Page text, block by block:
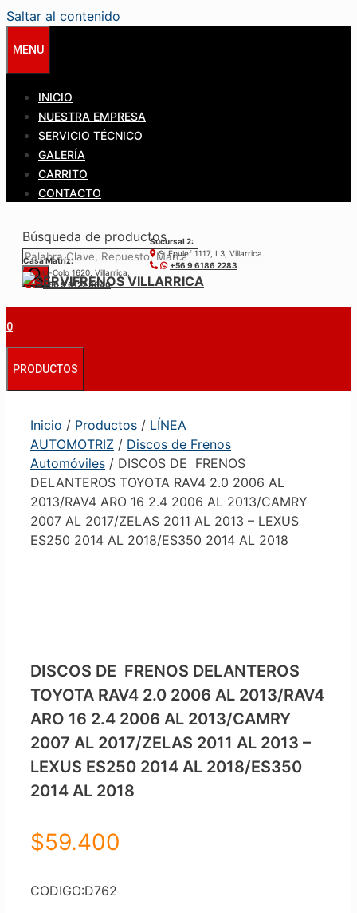
Saltar al contenido
MENU
INICIO
NUESTRA EMPRESA
SERVICIO TÉCNICO
GALERÍA
CARRITO
CONTACTO
Búsqueda de productos
Casa Matríz:
Colo-Colo 1620, Villarrica.
+56 9 6122 3840
Sucursal 2:
S. Epulef 1117, L3, Villarrica.
+56 9 6186 2283
0
PRODUCTOS
Inicio / Productos / LÍNEA
AUTOMOTRIZ / Discos de Frenos
Automóviles / DISCOS DE FRENOS
DELANTEROS TOYOTA RAV4 2.0 2006 AL
2013/RAV4 ARO 16 2.4 2006 AL 2013/CAMRY
2007 AL 2017/ZELAS 2011 AL 2013 – LEXUS
ES250 2014 AL 2018/ES350 2014 AL 2018
DISCOS DE FRENOS DELANTEROS
TOYOTA RAV4 2.0 2006 AL 2013/RAV4
ARO 16 2.4 2006 AL 2013/CAMRY
2007 AL 2017/ZELAS 2011 AL 2013 –
LEXUS ES250 2014 AL 2018/ES350
2014 AL 2018
$59.400
CODIGO:D762